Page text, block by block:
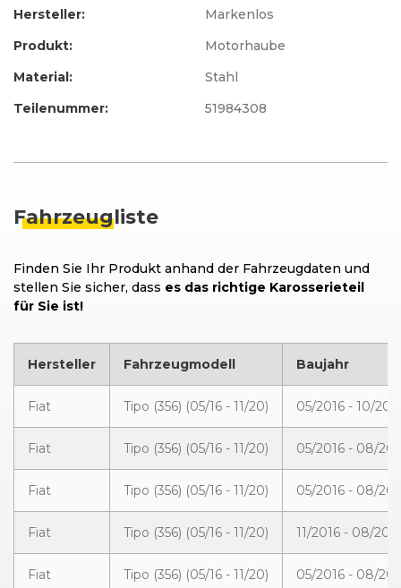
Hersteller:
Markenlos
Produkt:
Motorhaube
Material:
Stahl
Teilenummer:
51984308
Fahrzeugliste
Finden Sie Ihr Produkt anhand der Fahrzeugdaten und
stellen Sie sicher, dass es das richtige Karosserieteil
für Sie ist!
Hersteller Fahrzeugmodell Baujahr
Fiat Tipo (356) (05/16 - 11/20) 05/2016 - 10/
Fiat Tipo (356) (05/16 - 11/20) 05/2016 - 08/
Fiat Tipo (356) (05/16 - 11/20) 05/2016 - 08/
Fiat Tipo (356) (05/16 - 11/20) 11/2016 - 08/
Fiat Tipo (356) (05/16 - 11/20) 05/2016 - 08/